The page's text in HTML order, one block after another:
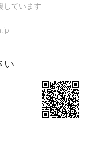
しています
い